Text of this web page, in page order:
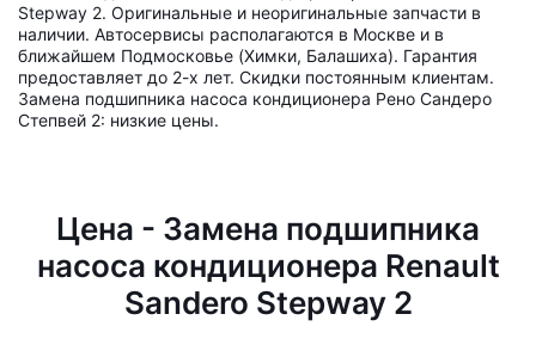
Stepway 2. Оригинальные и неоригинальные запчасти в
наличии. Автосервисы располагаются в Москве и в
ближайшем Подмосковье (Химки, Балашиха). Гарантия
предоставляет до 2-х лет. Скидки постоянным клиентам.
Замена подшипника насоса кондиционера Рено Сандеро
Степвей 2: низкие цены.
Цена - Замена подшипника
насоса кондиционера Renault
Sandero Stepway 2